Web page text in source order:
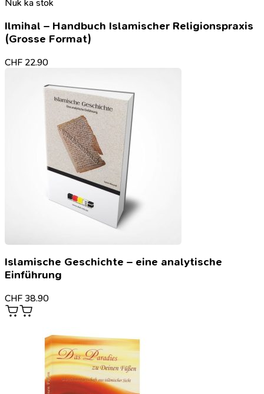
Nuk ka stok
Ilmihal – Handbuch Islamischer Religionspraxis
(Grosse Format)
CHF 22.90
Islamische Geschichte – eine analytische
Einführung
CHF 38.90